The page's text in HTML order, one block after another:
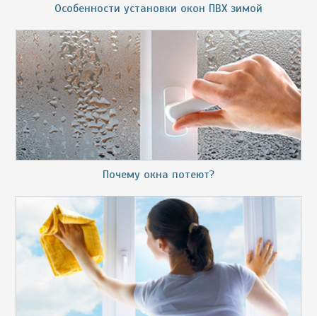
Особенности установки окон ПВХ зимой
Почему окна потеют?